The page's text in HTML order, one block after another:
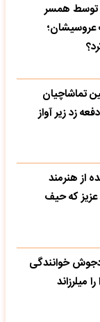
توسط همسر
عروسیشان؛
تماشاچیان
زد زیر آواز
از هنرمند
که حیف
خوانندگی
میلرزاند